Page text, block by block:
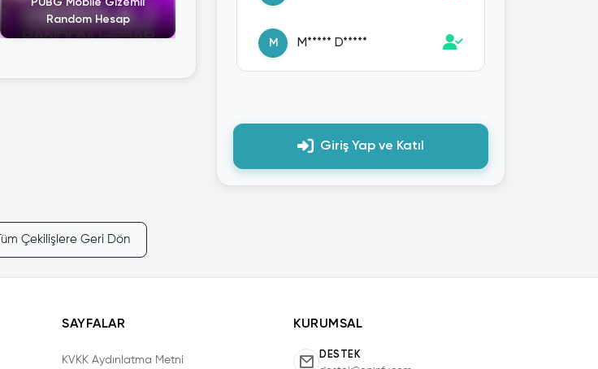
PUBG Mobile Gizemli
Random Hesap
M M***** D*****
E**** Ö*****
S**** A*****
Giriş Yap ve Katıl
Tüm Çekilişlere Geri Dön
SAYFALAR
KVKK Aydınlatma Metni
KURUMSAL
DESTEK